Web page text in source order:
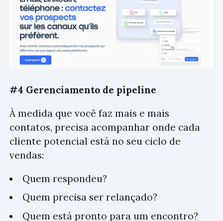
#4 Gerenciamento de pipeline
À medida que você faz mais e mais
contatos, precisa acompanhar onde cada
cliente potencial está no seu ciclo de
vendas:
Quem respondeu?
Quem precisa ser relançado?
Quem está pronto para um encontro?